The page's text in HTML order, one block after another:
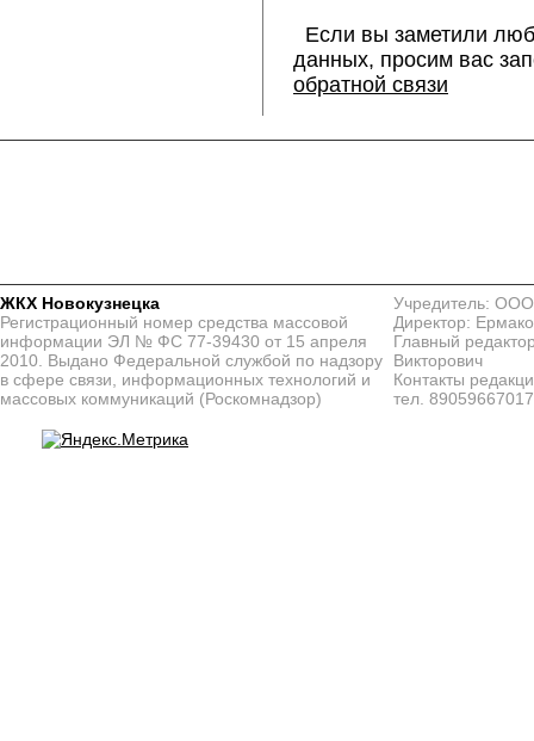
Если вы заметили
данных, просим вас
обратной связи
ЖКХ Новокузнецка
Регистрационный номер средства массовой
информации ЭЛ № ФС 77-39430 от 15 апреля
2010. Выдано Федеральной службой по надзору
в сфере связи, информационных технологий и
массовых коммуникаций (Роскомнадзор)
Учредитель:
Директор:
Главный
Викторович
Контакты
тел. 89059667017